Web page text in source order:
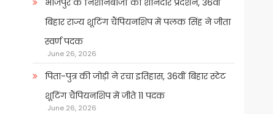
भोजपुर के निशानेबाजों का शानदार प्रदर्शन, 36वीं
बिहार राज्य शूटिंग चैंपियनशिप में पलक सिंह ने जीता
स्वर्ण पदक
June 26, 2026
पिता-पुत्र की जोड़ी ने रचा इतिहास, 36वीं बिहार स्टेट
शूटिंग चैंपियनशिप में जीते 11 पदक
June 26, 2026